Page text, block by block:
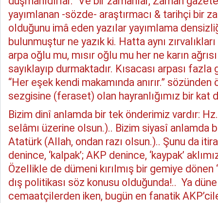
yayımlanan -sözde- araştırmacı & tarihçi bir
olduğunu imâ eden yazılar yayımlama
bulunmuştur ne yazık ki. Hatta aynı
arpa oğlu mu, mısır oğlu mu her ne karın
sayıklayıp durmaktadır. Kısacası arpası fazla
“Her eşek kendi makamında anırır.” sözünden
sezgisine (feraset) olan hayranlığımız bir kat
Bizim dinî anlamda bir tek önderimiz vardır:
selâmı üzerine olsun.).. Bizim siyasî anlamda
Atatürk (Allah, ondan razı olsun.).. Şunu da
denince, ‘kalpak’; AKP denince, ‘kaypak’
Özellikle de dümeni kırılmış bir gemiye
dış politikası söz konusu olduğunda!.. Ya düne
cemaatçilerden iken, bugün en fanatik